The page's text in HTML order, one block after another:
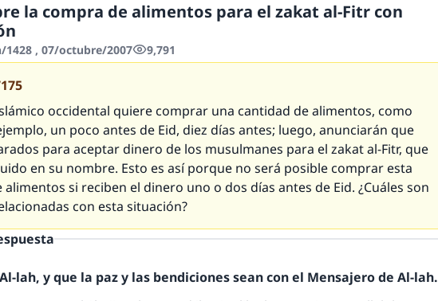
la compra de alimentos para el zakat al-Fitr con
1428 , 07/octubre/2007 9,791
occidental quiere comprar una cantidad de alimentos, como
un poco antes de Eid, diez días antes; luego, anunciarán que
para aceptar dinero de los musulmanes para el zakat al-Fitr, que
en su nombre. Esto es así porque no será posible comprar esta
alimentos si reciben el dinero uno o dos días antes de Eid. ¿Cuáles son
con esta situación?
Al-lah, y que la paz y las bendiciones sean con el Mensajero de Al-lah.
respuesta no. 110845 salvó un matrimonio.
Desde la Q hasta la A, su contribución ayuda a IslamQA.
Profeta ﷺ dijo: